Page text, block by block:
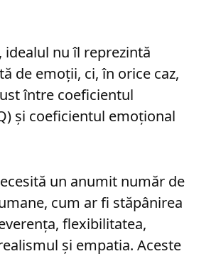
idealul nu îl reprezintă
de emoții, ci, în orice caz,
între coeficientul
și coeficientul emoțional
un anumit număr de
cum ar fi stăpânirea
flexibilitatea,
și empatia. Aceste